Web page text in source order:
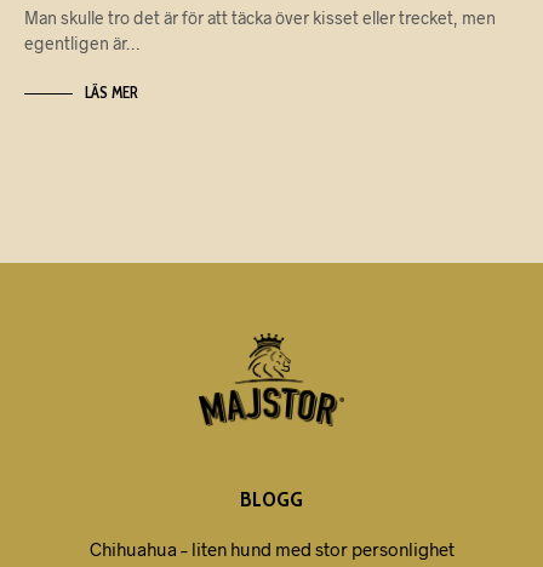
Man skulle tro det är för att täcka över kisset eller trecket, men
egentligen är…
LÄS MER
BLOGG
Chihuahua – liten hund med stor personlighet